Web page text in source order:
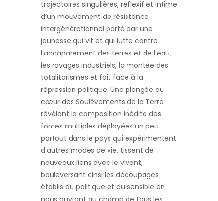
trajectoires singulières, réflexif et intime
d’un mouvement de résistance
intergénérationnel porté par une
jeunesse qui vit et qui lutte contre
l’accaparement des terres et de l’eau,
les ravages industriels, la montée des
totalitarismes et fait face à la
répression politique. Une plongée au
cœur des Soulèvements de la Terre
révélant la composition inédite des
forces multiples déployées un peu
partout dans le pays qui expérimentent
d’autres modes de vie, tissent de
nouveaux liens avec le vivant,
bouleversant ainsi les découpages
établis du politique et du sensible en
nous ouvrant au champ de tous les